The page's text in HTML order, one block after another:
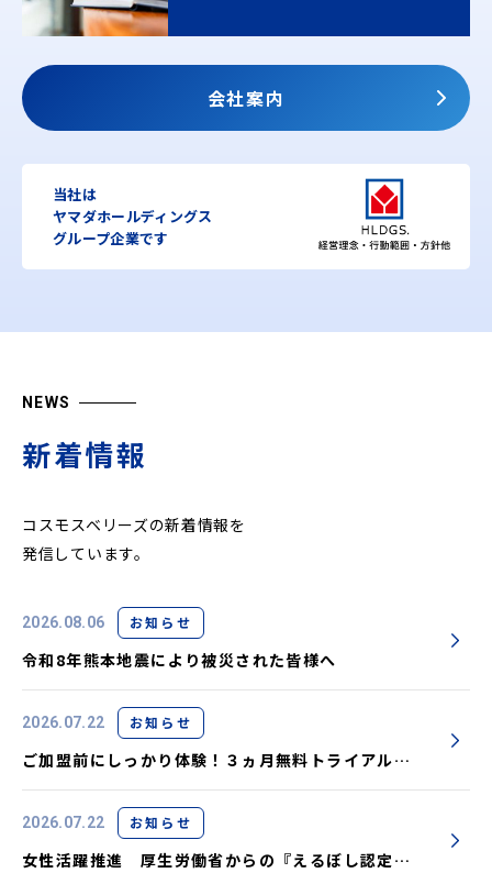
会社案内
当社は
ヤマダホールディングス
グループ企業です
NEWS
新着情報
コスモスベリーズの新着情報を
発信しています。
2026.08.06 お知らせ
令和8年熊本地震により被災された皆様へ
2026.07.22 お知らせ
ご加盟前にしっかり体験！３ヵ月無料トライアル実
施中です
2026.07.22 お知らせ
女性活躍推進 厚生労働省からの『えるぼし認定』